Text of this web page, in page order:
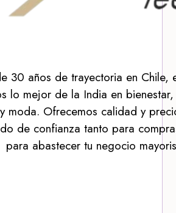
30 años de trayectoria en Chile,
lo mejor de la India en
moda. Ofrecemos calidad y
de confianza tanto para
para abastecer tu negocio